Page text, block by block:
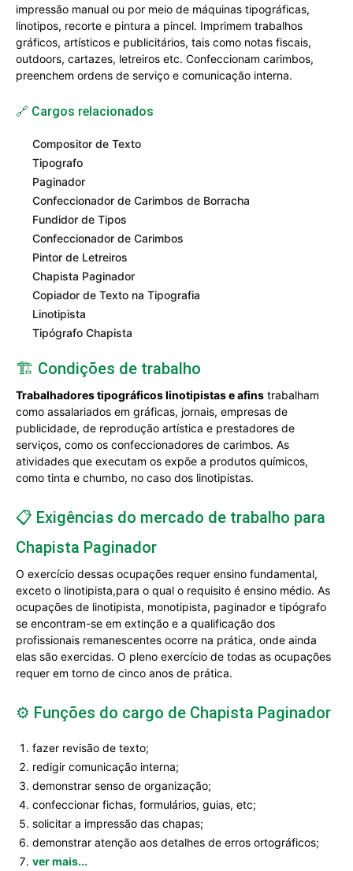
impressão manual ou por meio de máquinas tipográficas,
linotipos, recorte e pintura a pincel. Imprimem trabalhos
gráficos, artísticos e publicitários, tais como notas fiscais,
outdoors, cartazes, letreiros etc. Confeccionam carimbos,
preenchem ordens de serviço e comunicação interna.
🔗 Cargos relacionados
Compositor de Texto
Tipografo
Paginador
Confeccionador de Carimbos de Borracha
Fundidor de Tipos
Confeccionador de Carimbos
Pintor de Letreiros
Chapista Paginador
Copiador de Texto na Tipografia
Linotipista
Tipógrafo Chapista
🏗️ Condições de trabalho
Trabalhadores tipográficos linotipistas e afins trabalham
como assalariados em gráficas, jornais, empresas de
publicidade, de reprodução artística e prestadores de
serviços, como os confeccionadores de carimbos. As
atividades que executam os expõe a produtos químicos,
como tinta e chumbo, no caso dos linotipistas.
📋 Exigências do mercado de trabalho para
Chapista Paginador
O exercício dessas ocupações requer ensino fundamental,
exceto o linotipista,para o qual o requisito é ensino médio. As
ocupações de linotipista, monotipista, paginador e tipógrafo
se encontram-se em extinção e a qualificação dos
profissionais remanescentes ocorre na prática, onde ainda
elas são exercidas. O pleno exercício de todas as ocupações
requer em torno de cinco anos de prática.
⚙️ Funções do cargo de Chapista Paginador
fazer revisão de texto;
redigir comunicação interna;
demonstrar senso de organização;
confeccionar fichas, formulários, guias, etc;
solicitar a impressão das chapas;
demonstrar atenção aos detalhes de erros ortográficos;
ver mais...